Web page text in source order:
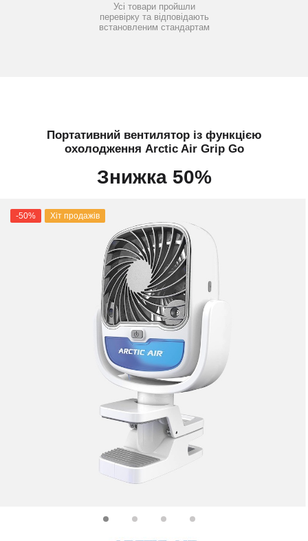
Усі товари пройшли
перевірку та відповідають
встановленим стандартам
Портативний вентилятор із функцією
охолодження Arctic Air Grip Go
Знижка 50%
-50% Хіт продажів